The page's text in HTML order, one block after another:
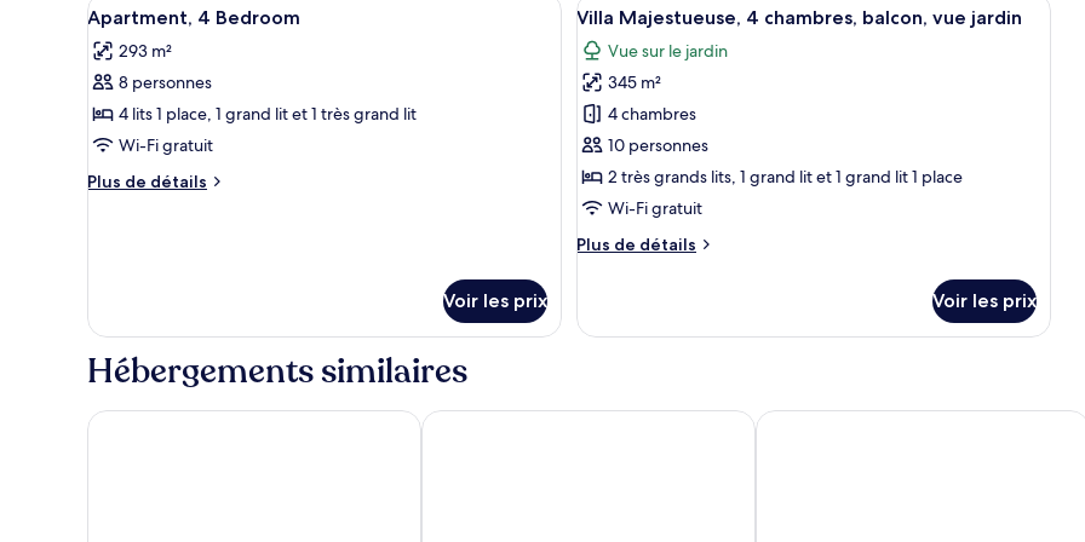
Appartement,
chambre
de
chambre
Appartement,
2
chambres
toutes
les
photos
pour
ce
type
de
6
Apartment, 4 Bedroom
293 m²
8 personnes
4 lits 1 place, 1 grand lit et 1 très grand lit
Wi-Fi gratuit
Plus de détails
Plus
chambre
Apartment,
4
Voir les prix
toutes
les
photos
pour
ce
type
de
chambre :
Villa
chambres,
6
Villa Majestueuse, 4 chambres, balcon, vue jardin
Vue sur le jardin
345 m²
4 chambres
10 personnes
2 très grands lits, 1 grand lit et 1 grand lit 1 place
Wi-Fi gratuit
Plus de détails
Plus
le
Villa
Voir les prix
Hébergements similaires
Hyatt Regency Dubai Creek Heights Hyatt Regency Dubai Creek Heights ResidencesGrand Hyatt Dubai